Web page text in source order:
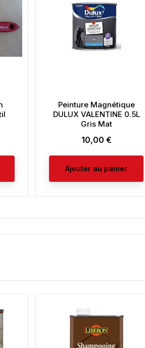
Peinture Magnétique
DULUX VALENTINE 0.5L
Gris Mat
Prix
10,00 €
Ajouter au panier